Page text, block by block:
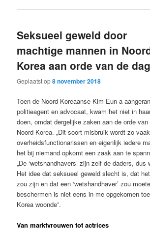
Seksueel geweld door
machtige mannen in
Korea aan orde van de dag
Geplaatst op8 november 2018
Toen de Noord-Koreaanse Kim Eun-a
politieagent en advocaat, kwam het niet in
doen, omdat dergelijke zaken aan de orde
Noord-Korea. „Dit soort misbruik wordt zo
overheidsfunctionarissen en eigenlijk iedere
het bij niemand opkomt een zaak aan te
„De ‘wetshandhavers’ zijn zelf de daders, dus
Het idee dat seksueel geweld slecht is, dat
zou zijn en dat een ‘wetshandhaver’ zou
beschermen is niet eens in me opgekomen
Korea woonde”.
Van marktvrouwen tot actrices